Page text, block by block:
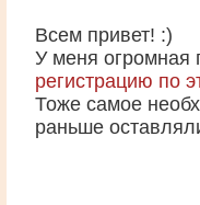
Всем привет! :)
У меня огромная
регистрацию по
Тоже самое
раньше